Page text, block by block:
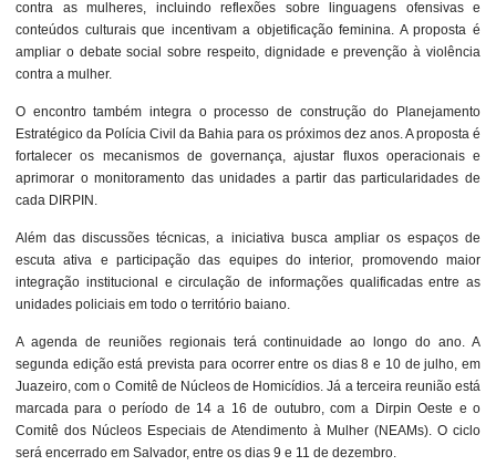
contra as mulheres, incluindo reflexões sobre linguagens ofensivas e
conteúdos culturais que incentivam a objetificação feminina. A proposta é
ampliar o debate social sobre respeito, dignidade e prevenção à violência
contra a mulher.
O encontro também integra o processo de construção do Planejamento
Estratégico da Polícia Civil da Bahia para os próximos dez anos. A proposta é
fortalecer os mecanismos de governança, ajustar fluxos operacionais e
aprimorar o monitoramento das unidades a partir das particularidades de
cada DIRPIN.
Além das discussões técnicas, a iniciativa busca ampliar os espaços de
escuta ativa e participação das equipes do interior, promovendo maior
integração institucional e circulação de informações qualificadas entre as
unidades policiais em todo o território baiano.
A agenda de reuniões regionais terá continuidade ao longo do ano. A
segunda edição está prevista para ocorrer entre os dias 8 e 10 de julho, em
Juazeiro, com o Comitê de Núcleos de Homicídios. Já a terceira reunião está
marcada para o período de 14 a 16 de outubro, com a Dirpin Oeste e o
Comitê dos Núcleos Especiais de Atendimento à Mulher (NEAMs). O ciclo
será encerrado em Salvador, entre os dias 9 e 11 de dezembro.